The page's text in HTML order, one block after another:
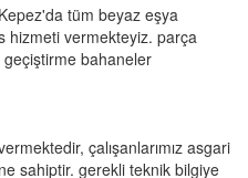
tüm beyaz eşya
hizmeti vermekteyiz. parça
bahaneler
çalışanlarımız asgari
sahiptir. gerekli teknik bilgiye